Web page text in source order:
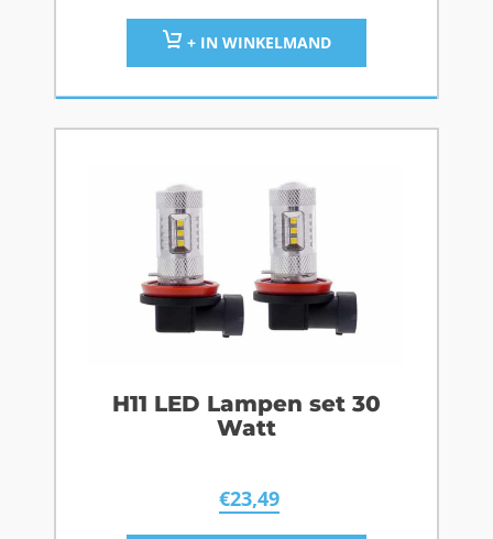
+ IN WINKELMAND
H11 LED Lampen set 30
Watt
€23,49